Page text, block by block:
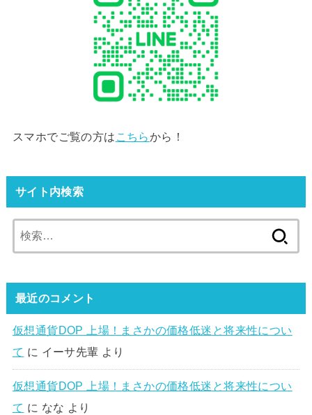
スマホでご覧の方は こちらから！
サイト内検索
索:
最近のコメント
仮想通貨DOP 上場！まさかの価格低迷と将来性につい
て に イーサ先輩 より
仮想通貨DOP 上場！まさかの価格低迷と将来性につい
て に なな より